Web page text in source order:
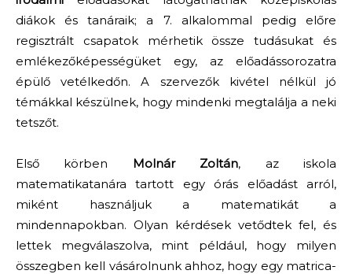
diákok és tanáraik; a 7. alkalommal pedig előre
regisztrált csapatok mérhetik össze tudásukat és
emlékezőképességüket egy, az előadássorozatra
épülő vetélkedőn.
A szervezők kivétel nélkül jó
témákkal készülnek, hogy mindenki megtalálja a neki
tetszőt.
Első körben Molnár Zoltán, az iskola
matematikatanára tartott egy órás előadást arról,
miként használjuk a matematikát a
mindennapokban. Olyan kérdések vetődtek fel, és
lettek megválaszolva, mint például, hogy milyen
összegben kell vásárolnunk ahhoz, hogy egy matrica-